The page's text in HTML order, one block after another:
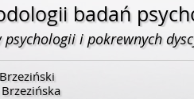
badań
i pokrewnych